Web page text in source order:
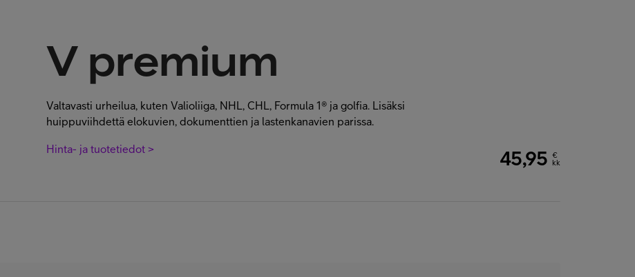
V premium
Valtavasti urheilua, kuten Valioliiga, NHL, CHL, Formula 1® ja golfia. Lisäksi
huippuviihdettä elokuvien, dokumenttien ja lastenkanavien parissa.
Hinta- ja tuotetiedot > 45,95 €
kk